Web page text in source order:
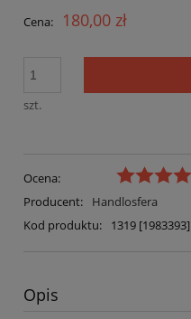
Cena: 180,00 zł
szt.
Ocena:
Producent:
Handlosfera
Kod produktu:
1319 [1983393]
Opis